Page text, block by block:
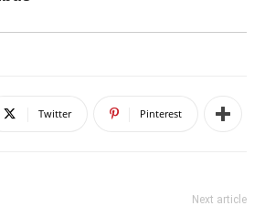
Twitter Pinterest
Next article